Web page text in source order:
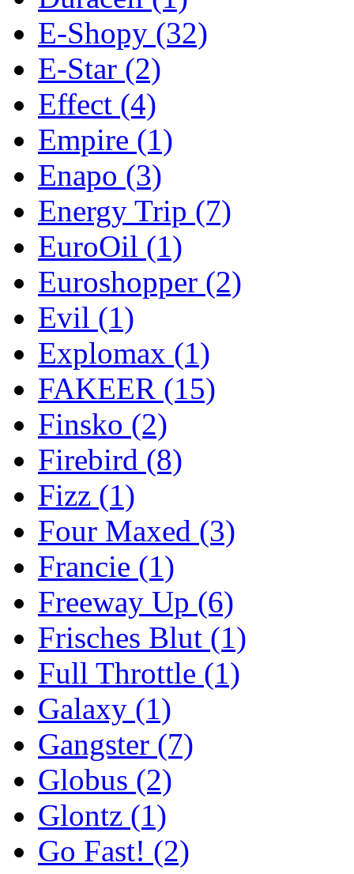
E-Shopy (32)
E-Star (2)
Effect (4)
Empire (1)
Enapo (3)
Energy Trip (7)
EuroOil (1)
Euroshopper (2)
Evil (1)
Explomax (1)
FAKEER (15)
Finsko (2)
Firebird (8)
Fizz (1)
Four Maxed (3)
Francie (1)
Freeway Up (6)
Frisches Blut (1)
Full Throttle (1)
Galaxy (1)
Gangster (7)
Globus (2)
Glontz (1)
Go Fast! (2)